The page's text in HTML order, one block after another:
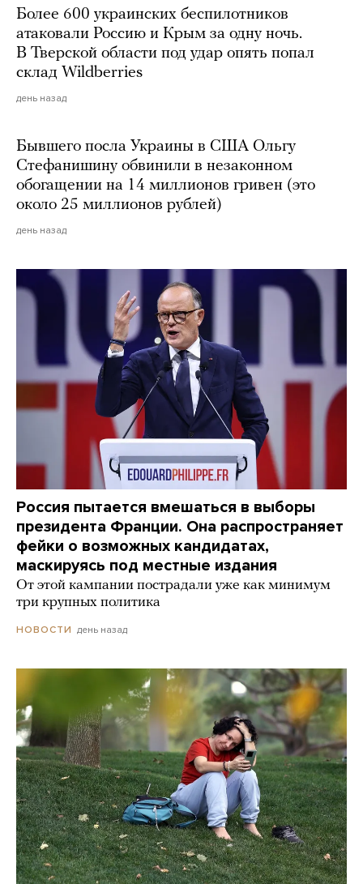
Более 600 украинских беспилотников
атаковали Россию и Крым за одну ночь.
В Тверской области под удар опять попал
склад Wildberries
день назад
Бывшего посла Украины в США Ольгу
Стефанишину обвинили в незаконном
обогащении на 14 миллионов гривен (это
около 25 миллионов рублей)
день назад
Россия пытается вмешаться в выборы
президента Франции. Она распространяет
фейки о возможных кандидатах,
маскируясь под местные издания
От этой кампании пострадали уже как минимум
три крупных политика
НОВОСТИ день назад